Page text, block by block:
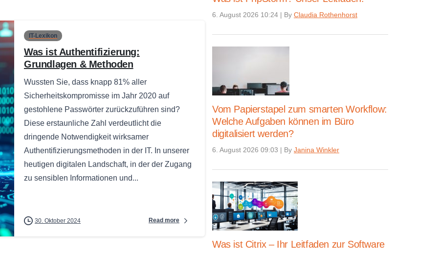
IT-Lexikon
Was ist Authentifizierung:
Grundlagen & Methoden
Wussten Sie, dass knapp 81% aller
Sicherheitskompromisse im Jahr 2020 auf
gestohlene Passwörter zurückzuführen sind?
Diese erstaunliche Zahl verdeutlicht die
dringende Notwendigkeit wirksamer
Authentifizierungsmethoden in der IT. In unserer
heutigen digitalen Landschaft, in der der Zugang
zu sensiblen Informationen und...
30. Oktober 2024 Read more
6. August 2026 10:24 | By Claudia Rothenhorst
Vom Papierstapel zum smarten Workflow:
Welche Aufgaben können im Büro
digitalisiert werden?
6. August 2026 09:03 | By Janina Winkler
Was ist Citrix – Ihr Leitfaden zur Software